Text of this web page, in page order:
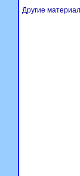
Другие